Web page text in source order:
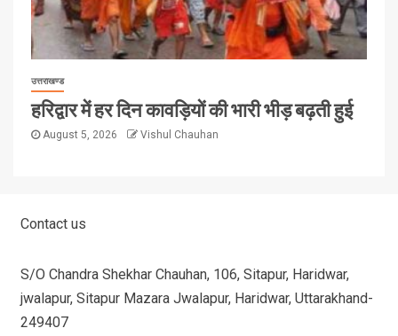
उत्तराखण्ड
हरिद्वार में हर दिन कावड़ियों की भारी भीड़ बढ़ती हुई
August 5, 2026 Vishul Chauhan
Contact us
S/O Chandra Shekhar Chauhan, 106, Sitapur, Haridwar,
jwalapur, Sitapur Mazara Jwalapur, Haridwar, Uttarakhand-
249407